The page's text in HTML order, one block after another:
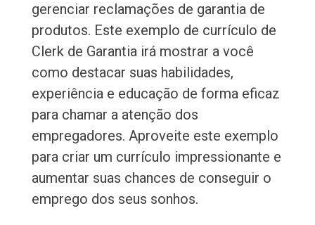
gerenciar reclamações de garantia de
produtos. Este exemplo de currículo de
Clerk de Garantia irá mostrar a você
como destacar suas habilidades,
experiência e educação de forma eficaz
para chamar a atenção dos
empregadores. Aproveite este exemplo
para criar um currículo impressionante e
aumentar suas chances de conseguir o
emprego dos seus sonhos.